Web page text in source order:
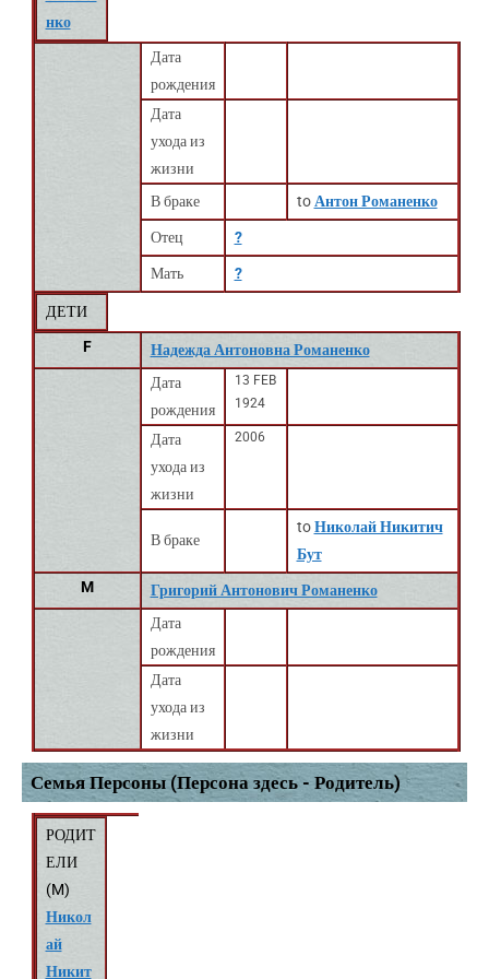
нко
Дата
рождения
Дата
ухода из
жизни
В браке
to Антон Романенко
Отец ?
Мать ?
ДЕТИ
F
Надежда Антоновна Романенко
Дата
рождения
13 FEB
1924
Дата
ухода из
жизни
2006
В браке
toНиколай Никитич
Бут
M
Григорий Антонович Романенко
Дата
рождения
Дата
ухода из
жизни
Семья Персоны (Персона здесь - Родитель)
РОДИТ
ЕЛИ
(M)
Никол
ай
Никит